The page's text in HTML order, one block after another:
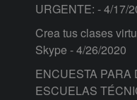
URGENTE: - 4/17/
Crea tus clases
Skype - 4/26/2020
ENCUESTA PARA
ESCUELAS